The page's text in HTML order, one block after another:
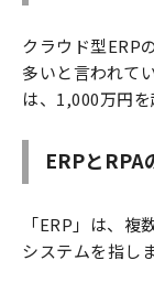
クラウド型ERP
多いと言われて
は、1,000万円を
ERPとRPA
「ERP」は、
システムを指し